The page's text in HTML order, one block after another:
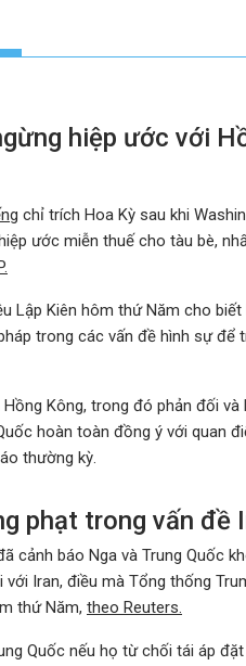
hiệp ước với
chỉ trích Hoa Kỳ sau khi
ước miễn thuế cho tàu bè,
Lập Kiên hôm thứ Năm cho
trong các vấn đề hình sự để
Kông, trong đó phản đối
hoàn toàn đồng ý với quan
thường kỳ.
phạt trong vấn đề
cảnh báo Nga và Trung Quốc
Iran, điều mà Tổng thống
thứ Năm, theo Reuters.
Quốc nếu họ từ chối tái áp